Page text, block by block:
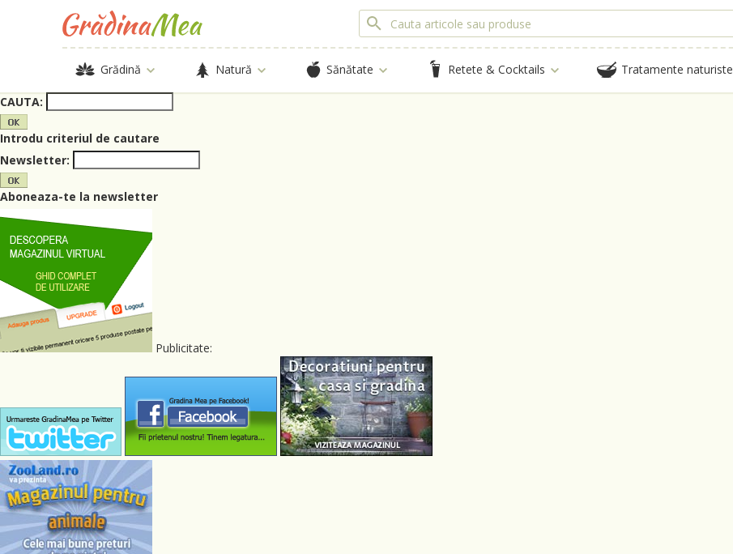
Grădină Natură Sănătate Retete & Cocktails Tratamente naturiste
CAUTA:
Introdu criteriul de cautare
Newsletter:
Aboneaza-te la newsletter
Publicitate: